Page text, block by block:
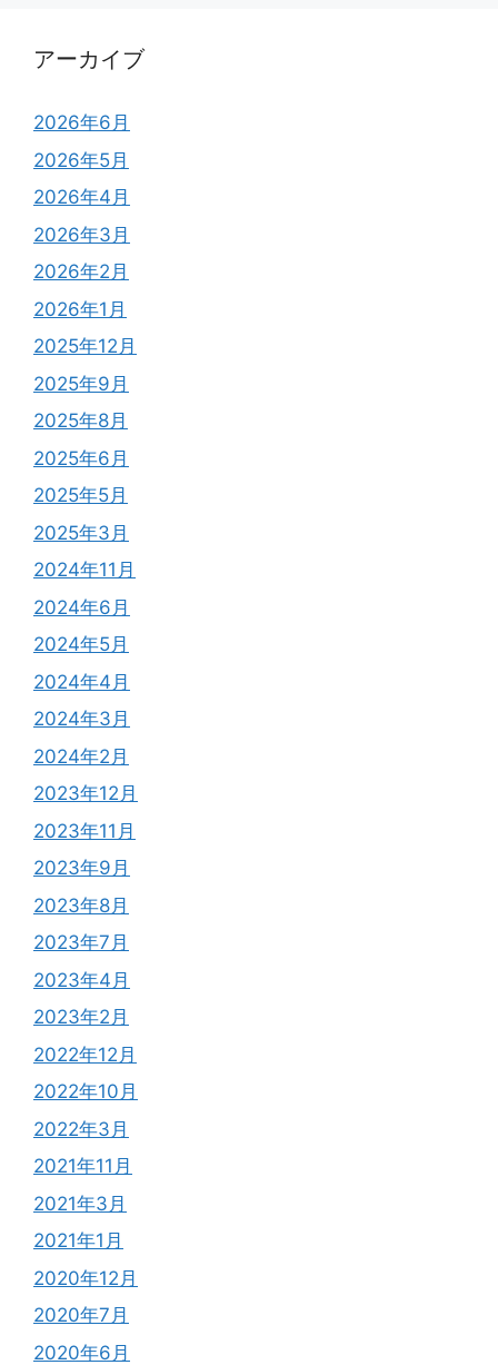
アーカイブ
2026年6月
2026年5月
2026年4月
2026年3月
2026年2月
2026年1月
2025年12月
2025年9月
2025年8月
2025年6月
2025年5月
2025年3月
2024年11月
2024年6月
2024年5月
2024年4月
2024年3月
2024年2月
2023年12月
2023年11月
2023年9月
2023年8月
2023年7月
2023年4月
2023年2月
2022年12月
2022年10月
2022年3月
2021年11月
2021年3月
2021年1月
2020年12月
2020年7月
2020年6月